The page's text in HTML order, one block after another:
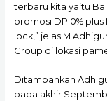
terbaru kita yaitu
promosi DP 0%
lock,” jelas M
Group di lokasi
Ditambahkan
pada akhir